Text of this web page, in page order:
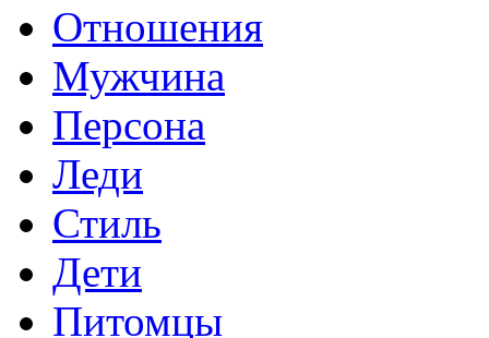
Отношения
Мужчина
Персона
Леди
Стиль
Дети
Питомцы